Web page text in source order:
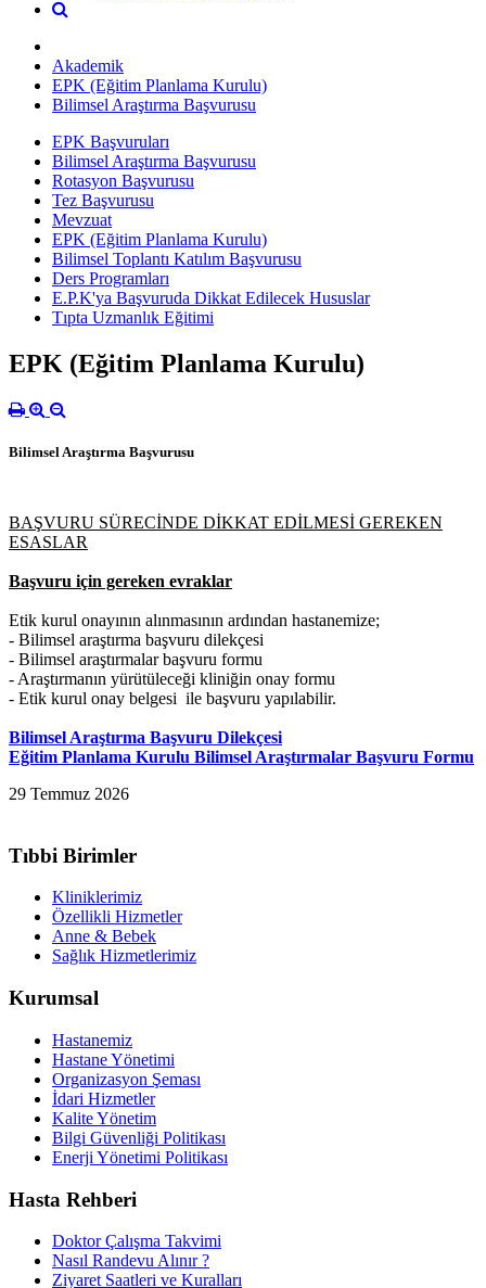
Akademik
EPK (Eğitim Planlama Kurulu)
Bilimsel Araştırma Başvurusu
EPK Başvuruları
Bilimsel Araştırma Başvurusu
Rotasyon Başvurusu
Tez Başvurusu
Mevzuat
EPK (Eğitim Planlama Kurulu)
Bilimsel Toplantı Katılım Başvurusu
Ders Programları
E.P.K'ya Başvuruda Dikkat Edilecek Hususlar
Tıpta Uzmanlık Eğitimi
EPK (Eğitim Planlama Kurulu)
Bilimsel Araştırma Başvurusu
BAŞVURU SÜRECİNDE DİKKAT EDİLMESİ GEREKEN
ESASLAR
Başvuru için gereken evraklar
Etik kurul onayının alınmasının ardından hastanemize;
- Bilimsel araştırma başvuru dilekçesi
- Bilimsel araştırmalar başvuru formu
- Araştırmanın yürütüleceği kliniğin onay formu
- Etik kurul onay belgesi ile başvuru yapılabilir.
Bilimsel Araştırma Başvuru Dilekçesi
Eğitim Planlama Kurulu Bilimsel Araştırmalar Başvuru Formu
29 Temmuz 2026
Tıbbi Birimler
Kliniklerimiz
Özellikli Hizmetler
Anne & Bebek
Sağlık Hizmetlerimiz
Kurumsal
Hastanemiz
Hastane Yönetimi
Organizasyon Şeması
İdari Hizmetler
Kalite Yönetim
Bilgi Güvenliği Politikası
Enerji Yönetimi Politikası
Hasta Rehberi
Doktor Çalışma Takvimi
Nasıl Randevu Alınır ?
Ziyaret Saatleri ve Kuralları